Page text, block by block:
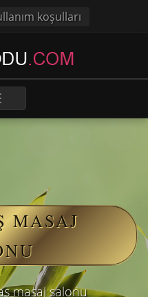
koşulları
MASAJ
masaj salonu